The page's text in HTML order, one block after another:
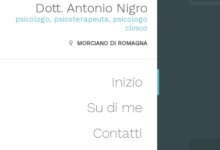
Dott. Antonio Nigro
psicologo, psicoterapeuta, psicologo
clinico
MORCIANO DI ROMAGNA
Inizio
Su di me
Contatti